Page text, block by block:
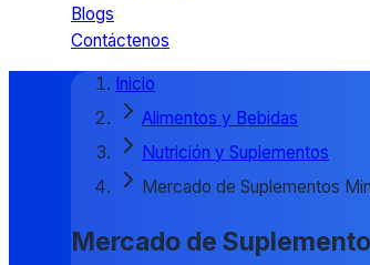
Blogs
Contáctenos
Inicio
Alimentos y Bebidas
Nutrición y Suplementos
Mercado de Suplementos
Mercado de